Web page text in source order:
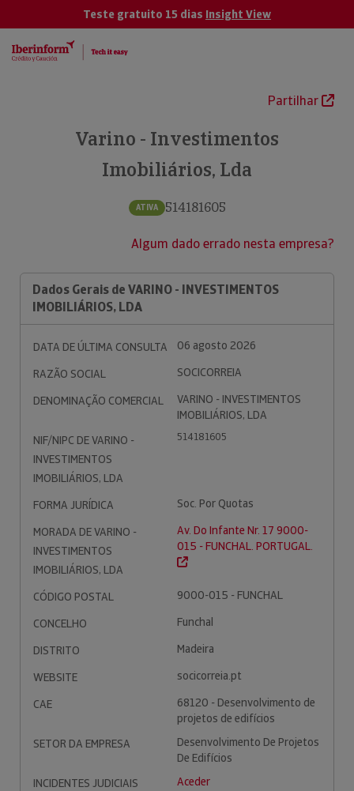
Teste gratuito 15 dias Insight View
Partilhar
Varino - Investimentos
Imobiliários, Lda
ATIVA 514181605
Algum dado errado nesta empresa?
Dados Gerais de VARINO - INVESTIMENTOS
IMOBILIÁRIOS, LDA
DATA DE ÚLTIMA CONSULTA
06 agosto 2026
RAZÃO SOCIAL
SOCICORREIA
DENOMINAÇÃO COMERCIAL
VARINO - INVESTIMENTOS
IMOBILIÁRIOS, LDA
NIF/NIPC DE VARINO -
INVESTIMENTOS
IMOBILIÁRIOS, LDA
514181605
FORMA JURÍDICA
Soc. Por Quotas
MORADA DE VARINO -
INVESTIMENTOS
IMOBILIÁRIOS, LDA
Av. Do Infante Nr. 17 9000-
015 - FUNCHAL. PORTUGAL.
CÓDIGO POSTAL
9000-015 - FUNCHAL
CONCELHO
Funchal
DISTRITO
Madeira
WEBSITE
socicorreia.pt
CAE
68120 - Desenvolvimento de
projetos de edifícios
SETOR DA EMPRESA
Desenvolvimento De Projetos
De Edifícios
INCIDENTES JUDICIAIS
Aceder